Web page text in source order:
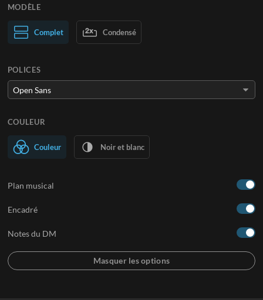
Normal Large
MODÈLE
Complet Condensé
POLICES
COULEUR
Couleur Noir et blanc
Plan musical
Encadré
Notes du DM